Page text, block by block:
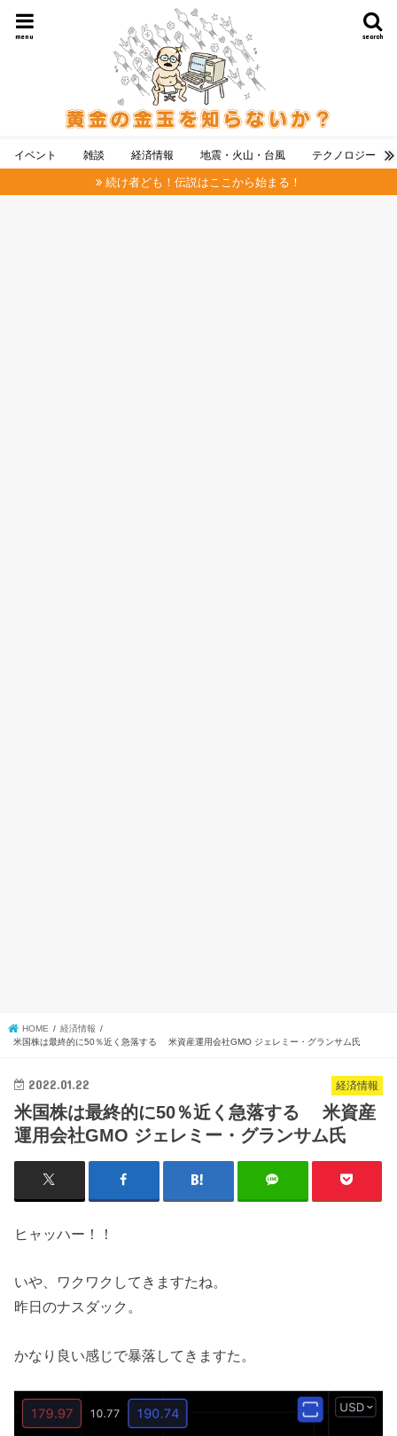
search
menu
イベント 雑談 経済情報 地震・火山・台風 テクノロジー
続け者ども！伝説はここから始まる！
HOME
経済情報
米国株は最終的に50％近く急落する 米資産運用会社GMO ジェレミー・グランサム氏
経済情報
2022.01.22
米国株は最終的に50％近く急落する 米資産
運用会社GMO ジェレミー・グランサム氏
ヒャッハー！！
いや、ワクワクしてきますたね。
昨日のナスダック。
かなり良い感じで暴落してきますた。